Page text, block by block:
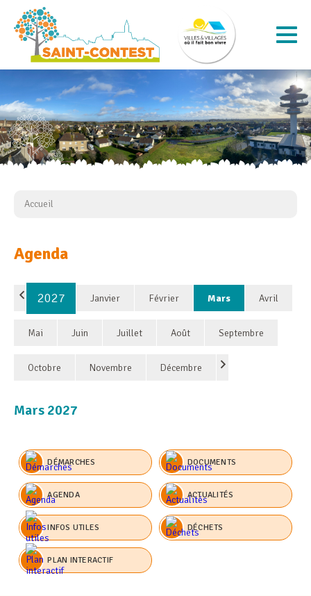
Accueil
Agenda
2027 Janvier Février Mars Avril
Mai Juin Juillet Août Septembre
Octobre Novembre Décembre
Mars 2027
DÉMARCHES DOCUMENTS
AGENDA ACTUALITÉS
INFOS UTILES DÉCHETS
PLAN INTERACTIF